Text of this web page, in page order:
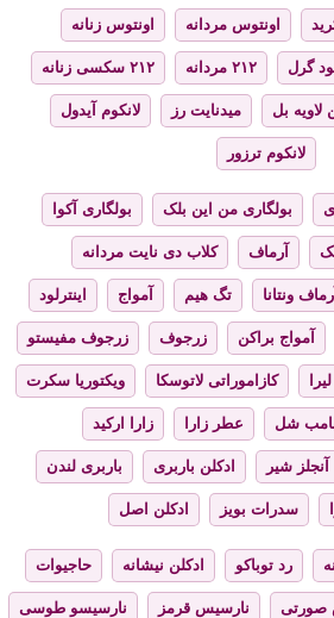
اونتوس مردانه اونتوس زنانه
گرل ۲۱۲ مردانه ۲۱۲ سکسی زنانه
لاویه بل میدنایت رز لانکوم آیدول
لانکوم ترزور
بولگاری من این بلک بولگاری آکوا
آرماف کلاب دی نایت مردانه
آرماف ونتانا تگ هیم آمواج اینترلود
آمواج براکن زرجوف زرجوف مفیستو
کازاموراتی لاتوسکا ویکتوریا سکرت
شل عطر زارا زارا ارکید
آنجلز شیر ادکلن باربری باربری لندن
سدرات بویز ادکلن اصل
رد توباکو ادکلن نیشانه حاجیوات
صورتی نارسیس قرمز نارسیسو طوسی